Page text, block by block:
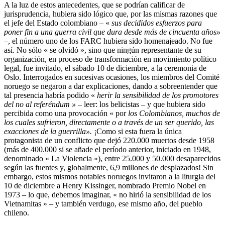
A la luz de estos antecedentes, que se podrían calificar de
jurisprudencia, hubiera sido lógico que, por las mismas razones que
el jefe del Estado colombiano – « sus decididos esfuerzos para
poner fin a una guerra civil que dura desde más de cincuenta años»
–, el número uno de los FARC hubiera sido homenajeado. No fue
así. No sólo « se olvidó », sino que ningún representante de su
organización, en proceso de transformación en movimiento político
legal, fue invitado, el sábado 10 de diciembre, a la ceremonia de
Oslo. Interrogados en sucesivas ocasiones, los miembros del Comité
noruego se negaron a dar explicaciones, dando a sobreentender que
tal presencia habría podido « herir la sensibilidad de los promotores
del no al referéndum » – leer: los belicistas – y que hubiera sido
percibida como una provocación « por los Colombianos, muchos de
los cuales sufrieron, directamente o a través de un ser querido, las
exacciones de la guerrilla». ¡Como si esta fuera la única
protagonista de un conflicto que dejó 220.000 muertos desde 1958
(más de 400.000 si se añade el período anterior, iniciado en 1948,
denominado « La Violencia »), entre 25.000 y 50.000 desaparecidos
según las fuentes y, globalmente, 6,9 millones de desplazados! Sin
embargo, estos mismos notables noruegos invitaron a la liturgia del
10 de diciembre a Henry Kissinger, nombrado Premio Nobel en
1973 – lo que, debemos imaginar, « no hirió la sensibilidad de los
Vietnamitas » – y también verdugo, ese mismo año, del pueblo
chileno.